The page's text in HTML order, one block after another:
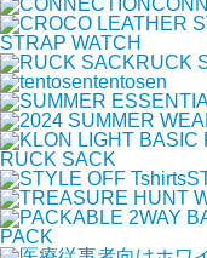
STRAP WATCH
RUCK
tentosen
RUCK SACK
PACK